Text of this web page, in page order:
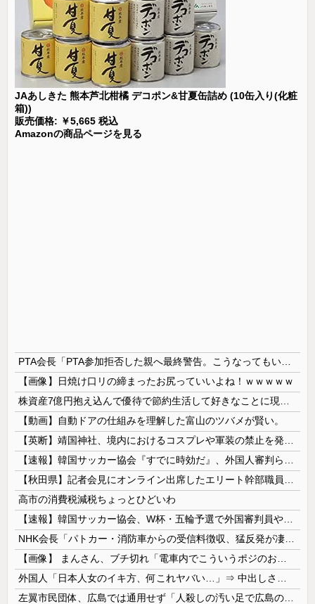
JAあしきた 熊本芦北柑橘 デコポン&甘夏缶詰め (10缶入り(化粧
箱))
販売価格: ￥5,665 税込
Amazonの商品ページを見る
【画像】日焼け口リの締まったお尻っていいよね！ｗｗｗｗｗ
【動画】自動ドアの仕組みを理解した富山のツバメが賢い。
高市の消費税減税ちょっとひどいわ